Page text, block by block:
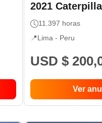
2021
11.397 horas
📍Lima - Peru
USD $
Ver